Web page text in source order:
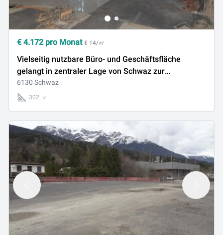
€ 4.172pro Monat € 14/㎡
Vielseitig nutzbare Büro- und Geschäftsfläche
gelangt in zentraler Lage von Schwaz zur
Neuvermietung
6130 Schwaz
302 ㎡